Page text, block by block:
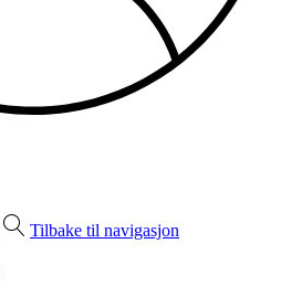
Tilbake til navigasjon